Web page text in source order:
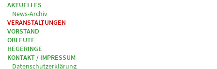
AKTUELLES
News-Archiv
VERANSTALTUNGEN
VORSTAND
OBLEUTE
HEGERINGE
KONTAKT / IMPRESSUM
Datenschutzerklärung